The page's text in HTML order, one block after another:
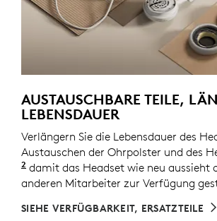
AUSTAUSCHBARE TEILE,
LEBENSDAUER
Verlängern Sie die Lebensdauer des
Austauschen der Ohrpolster und des
2 Ersatzteile sind möglicherweise
damit das Headset wie neu aussieht
anderen Mitarbeiter zur Verfügung
SIEHE VERFÜGBARKEIT, ERSATZTEILE